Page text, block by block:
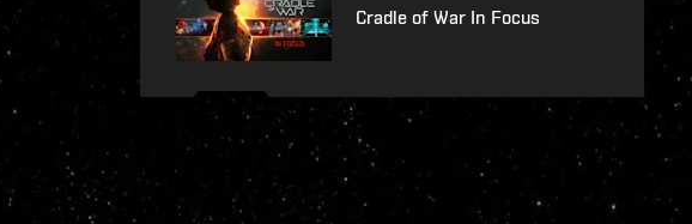
Cradle of War In Focus